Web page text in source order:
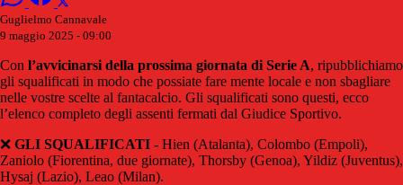
Guglielmo Cannavale
9 maggio 2025 - 09:00
Con l’avvicinarsi della prossima giornata di Serie A, ripubblichiamo
gli squalificati in modo che possiate fare mente locale e non sbagliare
nelle vostre scelte al fantacalcio. Gli squalificati sono questi, ecco
l’elenco completo degli assenti fermati dal Giudice Sportivo.
❌ GLI SQUALIFICATI - Hien (Atalanta), Colombo (Empoli),
Zaniolo (Fiorentina, due giornate), Thorsby (Genoa), Yildiz (Juventus),
Hysaj (Lazio), Leao (Milan).